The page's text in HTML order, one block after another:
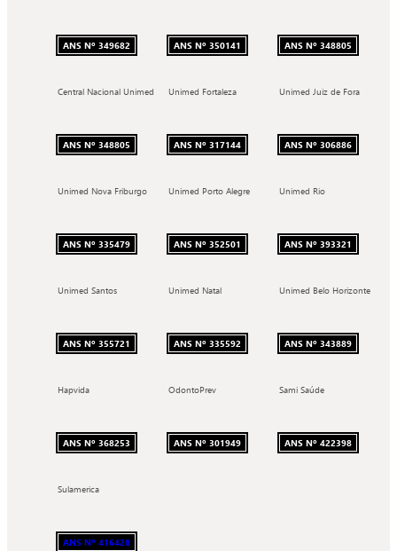
ANS Nº 349682 ANS Nº 350141 ANS Nº 348805
Central Nacional Unimed
ANS Nº 348805
Unimed Fortaleza
ANS Nº 317144
Unimed Juiz de Fora
ANS Nº 306886
Unimed Nova Friburgo
ANS Nº 335479
Unimed Porto Alegre
ANS Nº 352501
Unimed Rio
ANS Nº 393321
Unimed Santos
ANS Nº 355721
Unimed Natal
ANS Nº 335592
Unimed Belo Horizonte
ANS Nº 343889
Hapvida
ANS Nº 368253
OdontoPrev
ANS Nº 301949
Sami Saúde
ANS Nº 422398
Sulamerica
ANS Nº 416428